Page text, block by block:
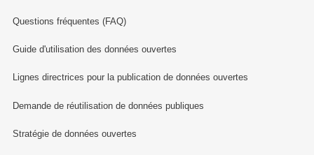
Questions fréquentes (FAQ)
Guide d'utilisation des données ouvertes
Lignes directrices pour la publication de données ouvertes
Demande de réutilisation de données publiques
Stratégie de données ouvertes